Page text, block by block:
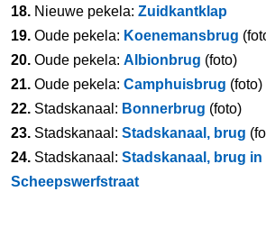
18. Nieuwe pekela: Zuidkantklap
19. Oude pekela: Koenemansbrug
20. Oude pekela: Albionbrug (foto)
21. Oude pekela: Camphuisbrug (foto)
22. Stadskanaal: Bonnerbrug (foto)
23. Stadskanaal: Stadskanaal, brug
24. Stadskanaal: Stadskanaal, brug in
Scheepswerfstraat